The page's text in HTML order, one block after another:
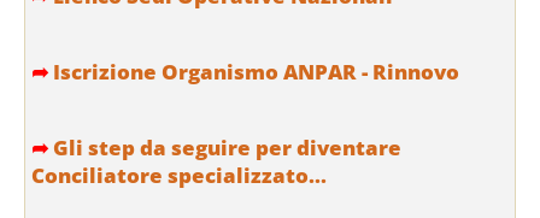
➦ Iscrizione Organismo ANPAR - Rinnovo
➦ Gli step da seguire per diventare
Conciliatore specializzato...